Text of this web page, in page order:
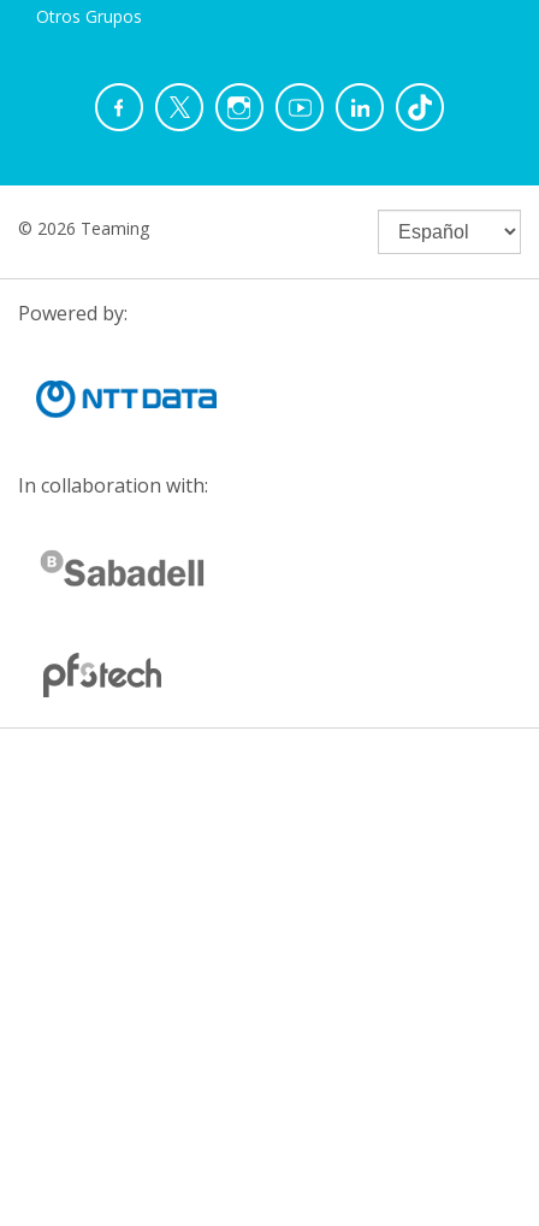
Otros Grupos
© 2026 Teaming
Powered by:
In collaboration with: